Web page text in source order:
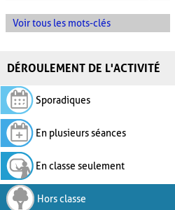
Voir tous les mots-clés
DÉROULEMENT DE L'ACTIVITÉ
Sporadiques
En plusieurs séances
En classe seulement
Hors classe